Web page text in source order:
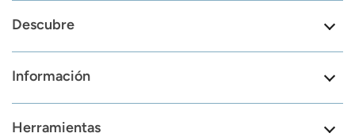
Descubre
Información
Herramientas